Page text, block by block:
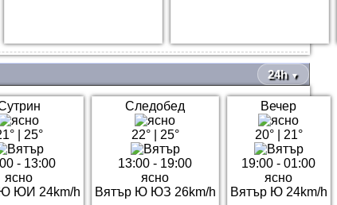
24h ▼
| 25°
- 13:00
ясно
ЮИ 24km/h
Следобед
22°| 25°
13:00 - 19:00
ясно
Вятър Ю ЮЗ 26km/h
Вечер
20°| 21°
19:00 - 01:00
ясно
Вятър Ю 24km/h